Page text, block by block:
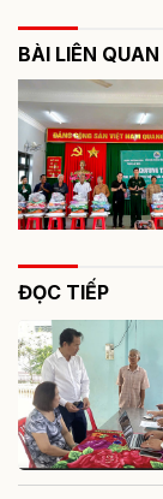
BÀI LIÊN QUAN
ĐỌC TIẾP